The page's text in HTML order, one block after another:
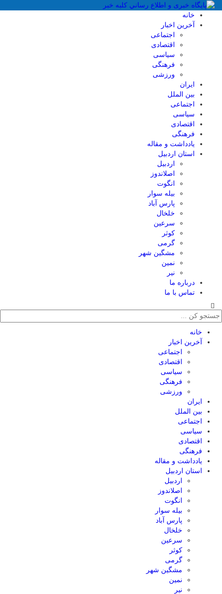
خانه
آخرین اخبار
اجتماعی
اقتصادی
سیاسی
فرهنگی
ورزشی
ایران
بین الملل
اجتماعی
سیاسی
اقتصادی
فرهنگی
یادداشت و مقاله
استان اردبیل
اردبیل
اصلاندوز
انگوت
بیله سوار
پارس آباد
خلخال
سرعین
کوثر
گرمی
مشگین شهر
نمین
نیر
درباره ما
تماس با ما
خانه
آخرین اخبار
اجتماعی
اقتصادی
سیاسی
فرهنگی
ورزشی
ایران
بین الملل
اجتماعی
سیاسی
اقتصادی
فرهنگی
یادداشت و مقاله
استان اردبیل
اردبیل
اصلاندوز
انگوت
بیله سوار
پارس آباد
خلخال
سرعین
کوثر
گرمی
مشگین شهر
نمین
نیر